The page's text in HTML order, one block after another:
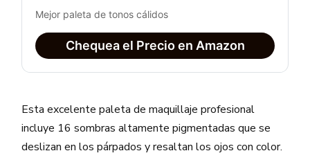
Mejor paleta de tonos cálidos
Chequea el Precio en Amazon
Esta excelente paleta de maquillaje profesional
incluye 16 sombras altamente pigmentadas que se
deslizan en los párpados y resaltan los ojos con color.